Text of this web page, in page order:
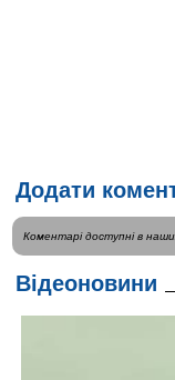
Додати
Коментарі доступні в
Відеоновини